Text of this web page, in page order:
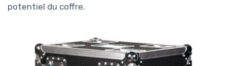
potentiel du coffre.